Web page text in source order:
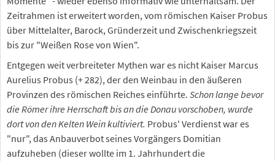
Zeitrahmen ist erweitert worden, vom römischen Kaiser Probus
über Mittelalter, Barock, Gründerzeit und Zwischenkriegszeit
bis zur "Weißen Rose von Wien".
Entgegen weit verbreiteter Mythen war es nicht Kaiser Marcus
Aurelius Probus (+ 282), der den Weinbau in den äußeren
Provinzen des römischen Reiches einführte. Schon lange bevor
die Römer ihre Herrschaft bis an die Donau vorschoben, wurde
dort von den Kelten Wein kultiviert. Probus' Verdienst war es
"nur", das Anbauverbot seines Vorgängers Domitian
aufzuheben (dieser wollte im 1. Jahrhundert die